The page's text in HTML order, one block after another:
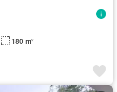
180 m²